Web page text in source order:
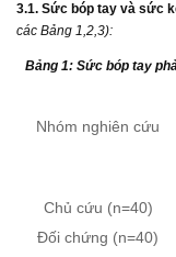
3.1. Sức bóp tay và sức
các Bảng 1,2,3):
Bảng 1: Sức bóp tay
Nhóm nghiên cứu
Chủ cứu (n=40)
Đối chứng (n=40)